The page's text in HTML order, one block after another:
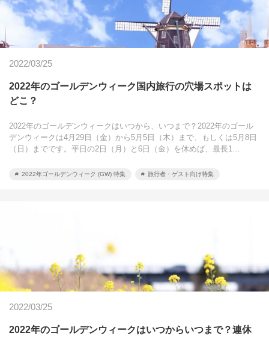
2022/03/25
2022年のゴールデンウィーク国内旅行の穴場スポットは
どこ？
2022年のゴールデンウィークはいつから、いつまで？2022年のゴール
デンウィークは4月29日（金）から5月5日（木）まで、もしくは5月8日
（日）までです。平日の2日（月）と6日（金）を休めば、最長1…
2022年ゴールデンウィーク (GW) 特集 旅行者・ゲスト向け特集
2022/03/25
2022年のゴールデンウィークはいつからいつまで？連休